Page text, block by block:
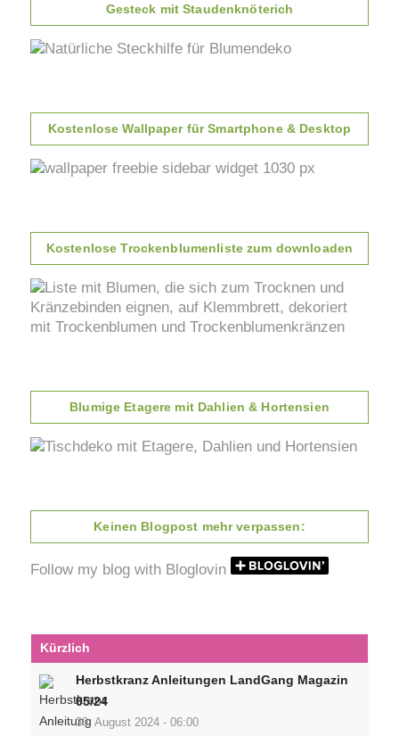
Gesteck mit Staudenknöterich
Kostenlose Wallpaper für Smartphone & Desktop
Kostenlose Trockenblumenliste zum downloaden
Blumige Etagere mit Dahlien & Hortensien
Keinen Blogpost mehr verpassen:
Follow my blog with Bloglovin
Kürzlich
Herbstkranz Anleitungen LandGang Magazin
05/24
30. August 2024 - 06:00